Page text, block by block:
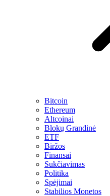
Bitcoin
Ethereum
Altcoinai
Blokų Grandinė
ETF
Biržos
Finansai
Sukčiavimas
Politika
Spėjimai
Stabilios Monetos